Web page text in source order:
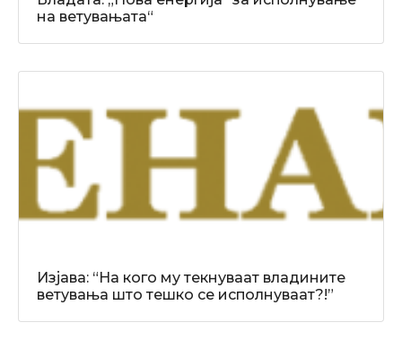
на ветувањата“
Изјава: “На кого му текнуваат владините
ветувања што тешко се исполнуваат?!”